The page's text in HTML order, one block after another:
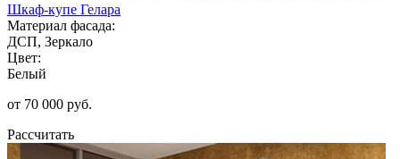
Шкаф-купе Гелара
Материал фасада:
ДСП, Зеркало
Цвет:
Белый
от 70 000 руб.
Рассчитать